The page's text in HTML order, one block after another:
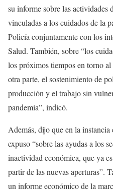
su informe sobre las actividades
vinculadas a los cuidados de la
Policía conjuntamente con los
Salud. También, sobre “los
los próximos tiempos en torno
otra parte, el sostenimiento de
producción y el trabajo sin
pandemia”, indicó.
Además, dijo que en la
expuso “sobre las ayudas a los
inactividad económica, que ya
partir de las nuevas aperturas”.
un informe económico de la